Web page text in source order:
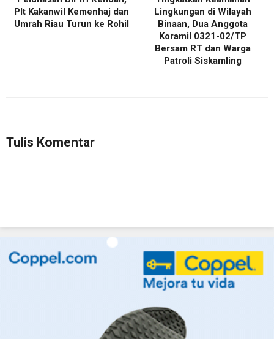
Plt Kakanwil Kemenhaj dan
Umrah Riau Turun ke Rohil
Lingkungan di Wilayah
Binaan, Dua Anggota
Koramil 0321-02/TP
Bersam RT dan Warga
Patroli Siskamling
Tulis Komentar